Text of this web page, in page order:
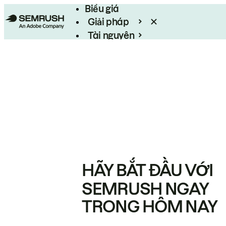
Biểu giá
Giải pháp
Tài nguyên
HÃY BẮT ĐẦU VỚI
SEMRUSH NGAY
TRONG HÔM NAY